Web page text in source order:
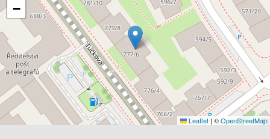
−
Leaflet | ©OpenStreetMap